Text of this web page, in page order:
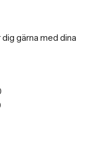
gärna med dina